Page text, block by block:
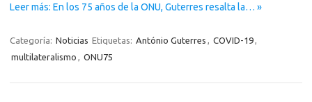
Leer más: En los 75 años de la ONU, Guterres resalta la… »
Categoría: Noticias Etiquetas: António Guterres , COVID-19,
multilateralismo , ONU75